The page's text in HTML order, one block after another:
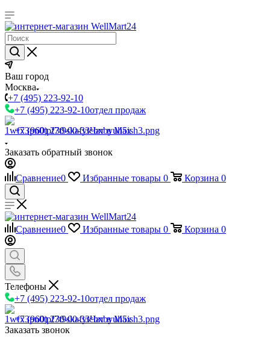
Ваш город
Москва
+7 (495) 223-92-10
+7 (495) 223-92-10отдел продаж
+7 (960) 230-00-33Чат в Max
Заказать обратный звонок
Сравнение0 Избранные товары 0 Корзина 0
Сравнение0 Избранные товары 0 Корзина 0
Телефоны
+7 (495) 223-92-10отдел продаж
+7 (960) 230-00-33Чат в Max
Заказать звонок